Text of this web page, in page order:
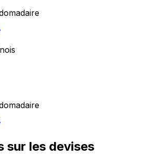
sur les devises